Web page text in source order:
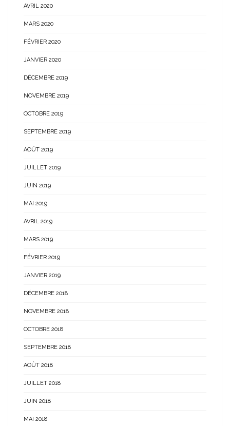
AVRIL 2020
MARS 2020
FÉVRIER 2020
JANVIER 2020
DÉCEMBRE 2019
NOVEMBRE 2019
OCTOBRE 2019
SEPTEMBRE 2019
AOÛT 2019
JUILLET 2019
JUIN 2019
MAI 2019
AVRIL 2019
MARS 2019
FÉVRIER 2019
JANVIER 2019
DÉCEMBRE 2018
NOVEMBRE 2018
OCTOBRE 2018
SEPTEMBRE 2018
AOÛT 2018
JUILLET 2018
JUIN 2018
MAI 2018